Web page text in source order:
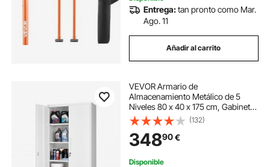
Entrega:tan pronto como Mar.
Ago. 11
Añadir al carrito
VEVOR Armario de
Almacenamiento Metálico de 5
Niveles 80 x 40 x 175 cm, Gabinete
de Garaje de Acero con Cerradura,
para Herramientas de Despensa,
Almacén, Sótano, Lavandería,
Oficina, Blanco
(132)
34890€
Disponible